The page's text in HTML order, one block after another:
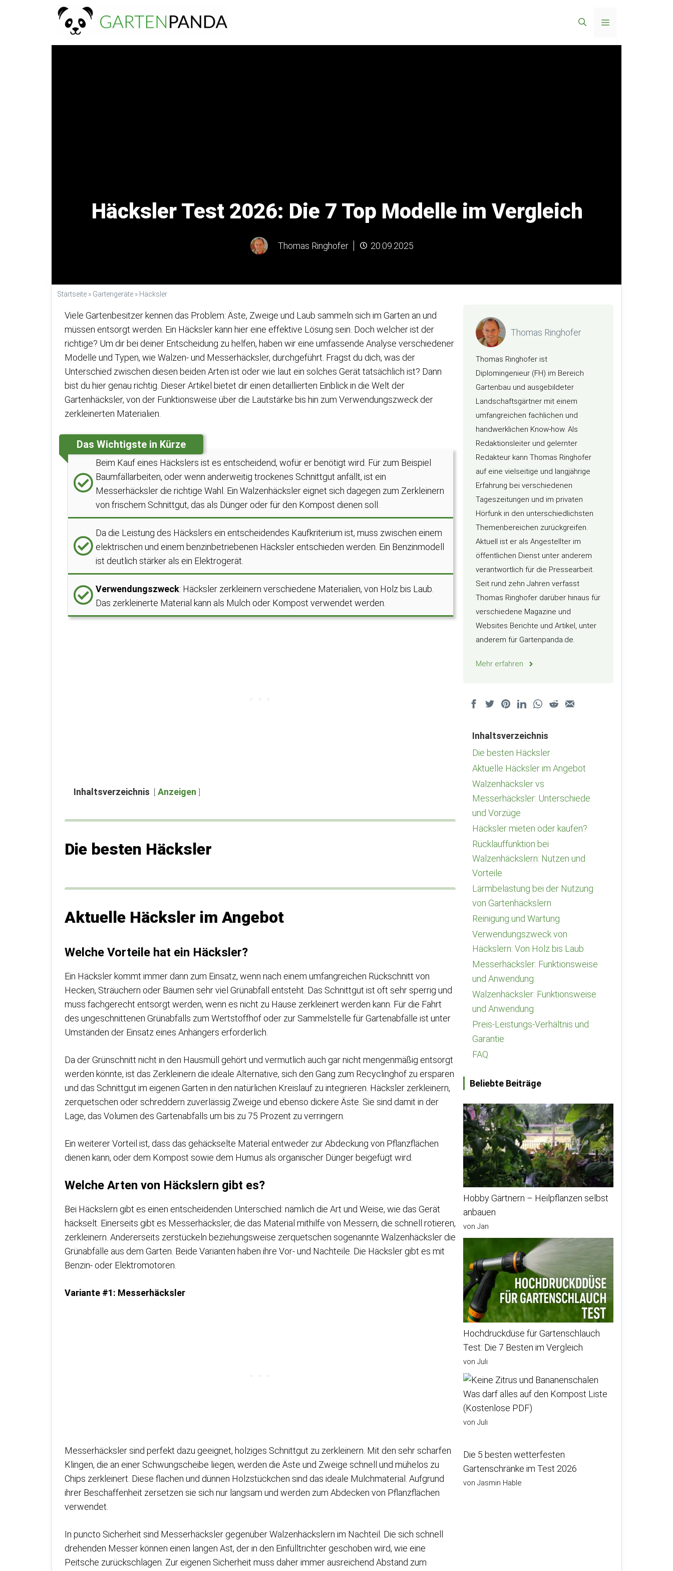
Menü
Häcksler Test 2026: Die 7 Top Modelle im Vergleich
Thomas Ringhofer 20.09.2025
Startseite » Gartengeräte » Häcksler
Viele Gartenbesitzer kennen das Problem: Äste, Zweige und Laub sammeln sich im Garten an und
müssen entsorgt werden. Ein Häcksler kann hier eine effektive Lösung sein. Doch welcher ist der
richtige? Um dir bei deiner Entscheidung zu helfen, haben wir eine umfassende Analyse verschiedener
Modelle und Typen, wie Walzen- und Messerhäcksler, durchgeführt. Fragst du dich, was der
Unterschied zwischen diesen beiden Arten ist oder wie laut ein solches Gerät tatsächlich ist? Dann
bist du hier genau richtig. Dieser Artikel bietet dir einen detaillierten Einblick in die Welt der
Gartenhäcksler, von der Funktionsweise über die Lautstärke bis hin zum Verwendungszweck der
zerkleinerten Materialien.
Das Wichtigste in Kürze
Beim Kauf eines Häckslers ist es entscheidend, wofür er benötigt wird. Für zum Beispiel
Baumfällarbeiten, oder wenn anderweitig trockenes Schnittgut anfällt, ist ein
Messerhäcksler die richtige Wahl. Ein Walzenhäcksler eignet sich dagegen zum Zerkleinern
von frischem Schnittgut, das als Dünger oder für den Kompost dienen soll.
Da die Leistung des Häckslers ein entscheidendes Kaufkriterium ist, muss zwischen einem
elektrischen und einem benzinbetriebenen Häcksler entschieden werden. Ein Benzinmodell
ist deutlich stärker als ein Elektrogerät.
Verwendungszweck: Häcksler zerkleinern verschiedene Materialien, von Holz bis Laub.
Das zerkleinerte Material kann als Mulch oder Kompost verwendet werden.
Inhaltsverzeichnis Anzeigen
Die besten Häcksler
Aktuelle Häcksler im Angebot
Welche Vorteile hat ein Häcksler?
Ein Häcksler kommt immer dann zum Einsatz, wenn nach einem umfangreichen Rückschnitt von
Hecken, Sträuchern oder Bäumen sehr viel Grünabfall entsteht. Das Schnittgut ist oft sehr sperrig und
muss fachgerecht entsorgt werden, wenn es nicht zu Hause zerkleinert werden kann. Für die Fahrt
des ungeschnittenen Grünabfalls zum Wertstoffhof oder zur Sammelstelle für Gartenabfälle ist unter
Umständen der Einsatz eines Anhängers erforderlich.
Da der Grünschnitt nicht in den Hausmüll gehört und vermutlich auch gar nicht mengenmäßig entsorgt
werden könnte, ist das Zerkleinern die ideale Alternative, sich den Gang zum Recyclinghof zu ersparen
und das Schnittgut im eigenen Garten in den natürlichen Kreislauf zu integrieren. Häcksler zerkleinern,
zerquetschen oder schreddern zuverlässig Zweige und ebenso dickere Äste. Sie sind damit in der
Lage, das Volumen des Gartenabfalls um bis zu 75 Prozent zu verringern.
Ein weiterer Vorteil ist, dass das gehäckselte Material entweder zur Abdeckung von Pflanzflächen
dienen kann, oder dem Kompost sowie dem Humus als organischer Dünger beigefügt wird.
Welche Arten von Häckslern gibt es?
Bei Häckslern gibt es einen entscheidenden Unterschied: nämlich die Art und Weise, wie das Gerät
häckselt. Einerseits gibt es Messerhäcksler, die das Material mithilfe von Messern, die schnell rotieren,
zerkleinern. Andererseits zerstückeln beziehungsweise zerquetschen sogenannte Walzenhäcksler die
Grünabfälle aus dem Garten. Beide Varianten haben ihre Vor- und Nachteile. Die Häcksler gibt es mit
Benzin- oder Elektromotoren.
Variante #1: Messerhäcksler
Messerhäcksler sind perfekt dazu geeignet, holziges Schnittgut zu zerkleinern. Mit den sehr scharfen
Klingen, die an einer Schwungscheibe liegen, werden die Äste und Zweige schnell und mühelos zu
Chips zerkleinert. Diese flachen und dünnen Holzstückchen sind das ideale Mulchmaterial. Aufgrund
ihrer Beschaffenheit zersetzen sie sich nur langsam und werden zum Abdecken von Pflanzflächen
verwendet.
In puncto Sicherheit sind Messerhäcksler gegenüber Walzenhäckslern im Nachteil. Die sich schnell
drehenden Messer können einen langen Ast, der in den Einfülltrichter geschoben wird, wie eine
Peitsche zurückschlagen. Zur eigenen Sicherheit muss daher immer ausreichend Abstand zum
Thomas Ringhofer
Thomas Ringhofer ist
Diplomingenieur (FH) im Bereich
Gartenbau und ausgebildeter
Landschaftsgärtner mit einem
umfangreichen fachlichen und
handwerklichen Know-how. Als
Redaktionsleiter und gelernter
Redakteur kann Thomas Ringhofer
auf eine vielseitige und langjährige
Erfahrung bei verschiedenen
Tageszeitungen und im privaten
Hörfunk in den unterschiedlichsten
Themenbereichen zurückgreifen.
Aktuell ist er als Angestellter im
öffentlichen Dienst unter anderem
verantwortlich für die Pressearbeit.
Seit rund zehn Jahren verfasst
Thomas Ringhofer darüber hinaus für
verschiedene Magazine und
Websites Berichte und Artikel, unter
anderem für Gartenpanda.de.
Mehr erfahren
Inhaltsverzeichnis
Die besten Häcksler
Aktuelle Häcksler im Angebot
Walzenhäcksler vs
Messerhäcksler: Unterschiede
und Vorzüge
Häcksler mieten oder kaufen?
Rücklauffunktion bei
Walzenhäckslern: Nutzen und
Vorteile
Lärmbelastung bei der Nutzung
von Gartenhäckslern
Reinigung und Wartung
Verwendungszweck von
Häckslern: Von Holz bis Laub
Messerhäcksler: Funktionsweise
und Anwendung
Walzenhäcksler: Funktionsweise
und Anwendung
Preis-Leistungs-Verhältnis und
Garantie
FAQ
Beliebte Beiträge
Hobby Gärtnern – Heilpflanzen selbst
anbauen
von Jan
Hochdruckdüse für Gartenschlauch
Test: Die 7 Besten im Vergleich
von Juli
Was darf alles auf den Kompost Liste
(Kostenlose PDF)
von Juli
Die 5 besten wetterfesten
Gartenschränke im Test 2026
von Jasmin Hable